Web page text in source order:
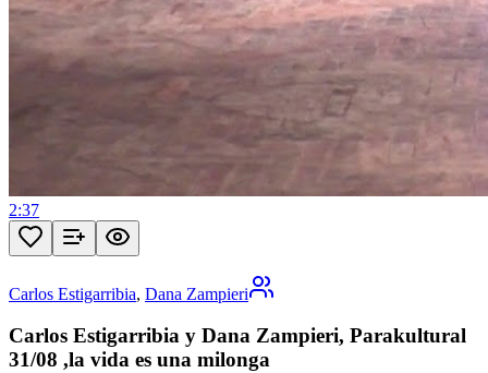
2:37
Carlos Estigarribia, Dana Zampieri
Carlos Estigarribia y Dana Zampieri, Parakultural
31/08 ,la vida es una milonga